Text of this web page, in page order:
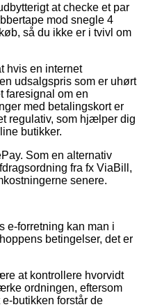
at checke et par
mod snegle 4
så du ikke er i tvivl om
hvis en internet
udsalgspris som er uhørt
faresignal om en
med betalingskort er
regulativ, som hjælper dig
butikker.
Som en alternativ
fra fx ViaBill,
senere.
e-forretning kan man i
betingelser, det er
at kontrollere hvorvidt
ordningen, eftersom
butikken forstår de